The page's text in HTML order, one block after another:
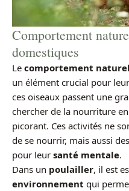
Comportement
domestiques
Le comportement naturel
un élément crucial pour
ces oiseaux passent une
chercher de la nourriture en
picorant. Ces activités ne
de se nourrir, mais aussi
pour leur santé mentale.
Dans un poulailler, il est
environnement qui